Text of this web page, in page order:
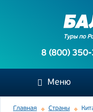
Туры по
8 (800)
Меню
Главная Страны